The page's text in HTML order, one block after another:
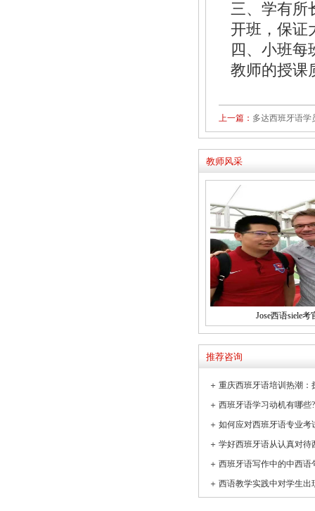
三、学有所
开班，保证
四、小班每
教师的授课
上一篇： 多达西班牙语学
教师风采
Jose西语siele考
推荐咨询
＋
＋
＋ 如何应对西班牙语专业考
＋ 学好西班牙语从认真对待
＋ 西班牙语写作中的中西语
＋